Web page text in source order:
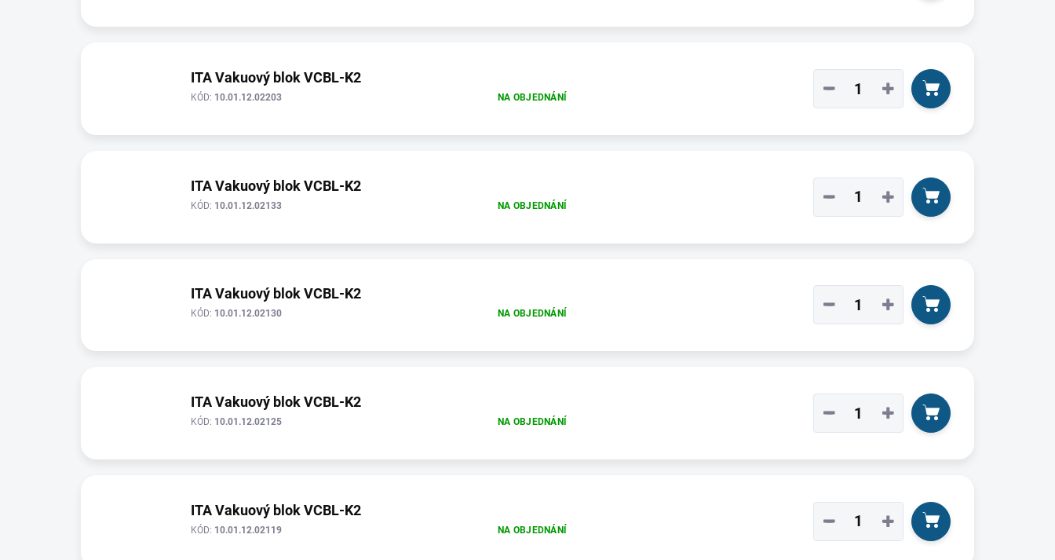
ITA Vakuový blok VCBL-K2
NA OBJEDNÁNÍ
KÓD: 10.01.12.02203 +
−
ITA Vakuový blok VCBL-K2
NA OBJEDNÁNÍ
KÓD: 10.01.12.02133 +
−
ITA Vakuový blok VCBL-K2
NA OBJEDNÁNÍ
KÓD: 10.01.12.02130 +
−
ITA Vakuový blok VCBL-K2
NA OBJEDNÁNÍ
KÓD: 10.01.12.02125 +
−
ITA Vakuový blok VCBL-K2
NA OBJEDNÁNÍ
KÓD: 10.01.12.02119 +
−